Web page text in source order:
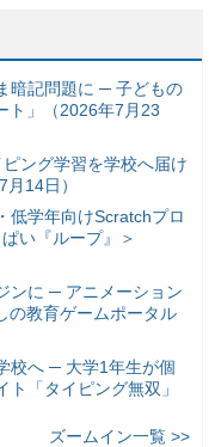
暗記問題に ─ 子どもの
ト」（2026年7月23
ング学習を学校へ届け
14日）
低学年向けScratchプロ
い『ループ』＞
ンに ─ アニメーション
の教育ゲームポータル
校へ ─ 大学1年生が個
「タイピング無双」
ズームイン一覧 >>